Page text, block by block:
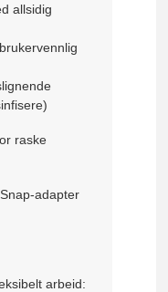
allsidig
raske
adapter
arbeid: